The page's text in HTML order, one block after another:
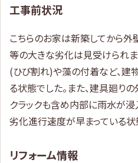
工事前状況
こちらのお家は新築してから外
等の大きな劣化は見受けられま
(ひび割れ)や藻の付着など、
る状態でした。また、建具廻り
クラックも含め内部に雨水が
劣化進行速度が早まっている状
リフォーム情報